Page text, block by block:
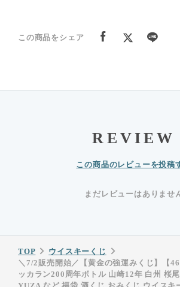
この商品をシェア
REVIEW
この商品のレビューを投稿
まだレビューはありませ
TOP
ウイスキーくじ
＼7/2販売開始／【黄金の強運みくじ】【
ッカラン200周年ボトル 山崎12年 白州 桜